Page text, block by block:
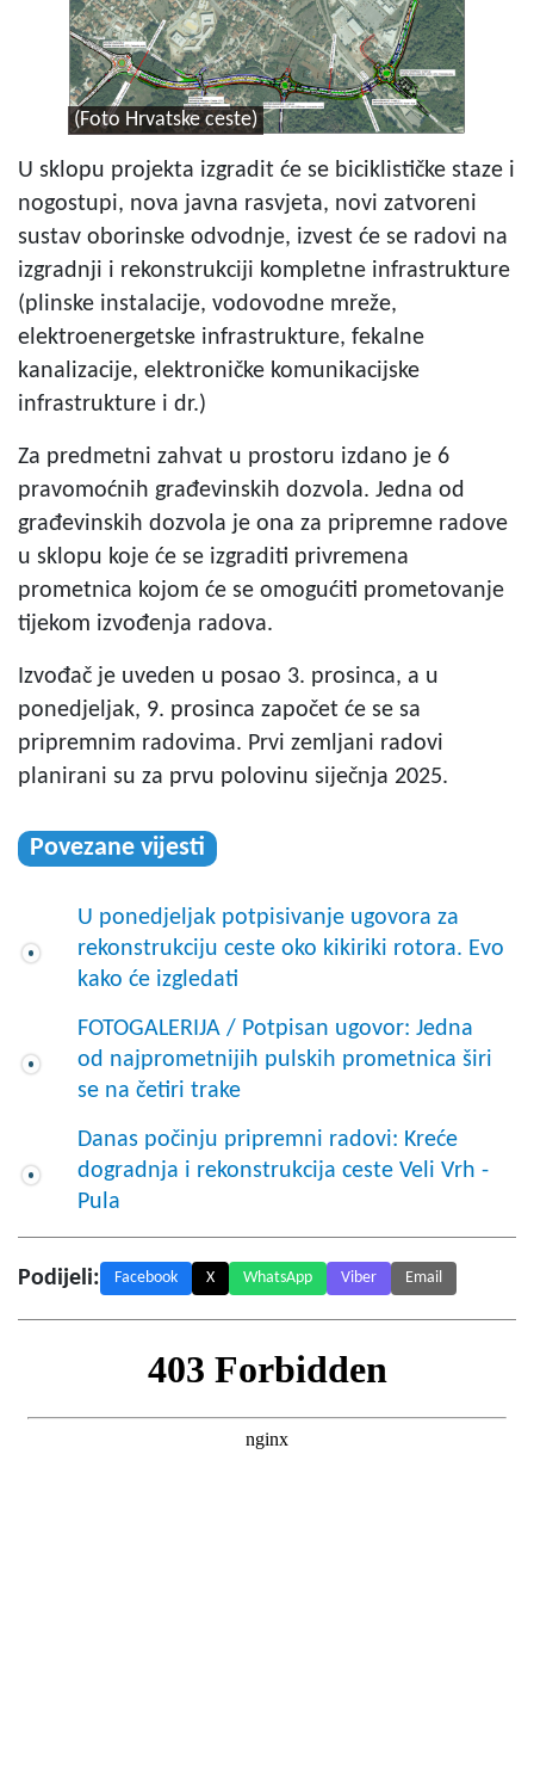
(Foto Hrvatske ceste)
U sklopu projekta izgradit će se biciklističke staze i
nogostupi, nova javna rasvjeta, novi zatvoreni
sustav oborinske odvodnje, izvest će se radovi na
izgradnji i rekonstrukciji kompletne infrastrukture
(plinske instalacije, vodovodne mreže,
elektroenergetske infrastrukture, fekalne
kanalizacije, elektroničke komunikacijske
infrastrukture i dr.)
Za predmetni zahvat u prostoru izdano je 6
pravomoćnih građevinskih dozvola. Jedna od
građevinskih dozvola je ona za pripremne radove
u sklopu koje će se izgraditi privremena
prometnica kojom će se omogućiti prometovanje
tijekom izvođenja radova.
Izvođač je uveden u posao 3. prosinca, a u
ponedjeljak, 9. prosinca započet će se sa
pripremnim radovima. Prvi zemljani radovi
planirani su za prvu polovinu siječnja 2025.
Povezane vijesti
U ponedjeljak potpisivanje ugovora za
rekonstrukciju ceste oko kikiriki rotora. Evo
kako će izgledati
FOTOGALERIJA / Potpisan ugovor: Jedna
od najprometnijih pulskih prometnica širi
se na četiri trake
Danas počinju pripremni radovi: Kreće
dogradnja i rekonstrukcija ceste Veli Vrh -
Pula
Podijeli: Facebook X WhatsApp Viber Email